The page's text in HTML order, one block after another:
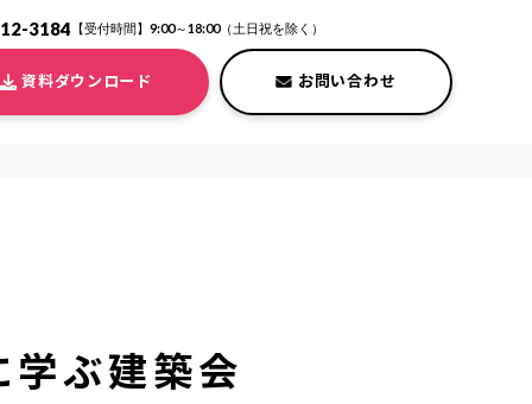
3184 【受付時間】9:00～18:00（土日祝を除く）
資料ダウンロード お問い合わせ
ぶ建築会